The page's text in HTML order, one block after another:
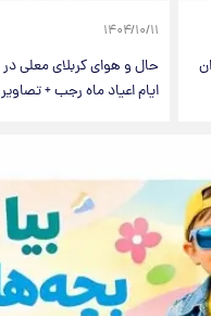
۱۴۰۴/۱۰/۱۱
حال و هوای کربلای معلی در
ایام اعیاد ماه رجب + تصاویر